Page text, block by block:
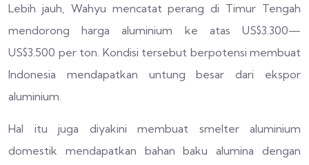
Lebih jauh, Wahyu mencatat perang di Timur Tengah
mendorong harga aluminium ke atas US$3.300—
US$3.500 per ton. Kondisi tersebut berpotensi membuat
Indonesia mendapatkan untung besar dari ekspor
aluminium.
Hal itu juga diyakini membuat smelter aluminium
domestik mendapatkan bahan baku alumina dengan